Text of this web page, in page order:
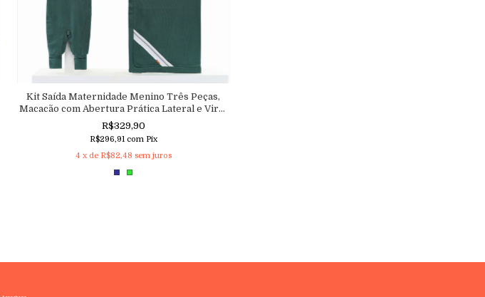
Kit Saída Maternidade Menino Três Peças,
Macacão com Abertura Prática Lateral e Vira-
Pé
R$329,90
R$296,91 com Pix
4 x de R$82,48 sem juros